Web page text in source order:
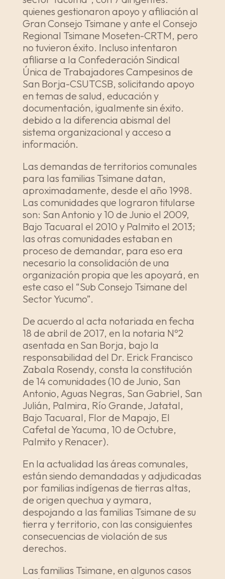
quienes gestionaron apoyo y afiliación al
Gran Consejo Tsimane y ante el Consejo
Regional Tsimane Moseten-CRTM, pero
no tuvieron éxito. Incluso intentaron
afiliarse a la Confederación Sindical
Única de Trabajadores Campesinos de
San Borja-CSUTCSB, solicitando apoyo
en temas de salud, educación y
documentación, igualmente sin éxito.
debido a la diferencia abismal del
sistema organizacional y acceso a
información.
Las demandas de territorios comunales
para las familias Tsimane datan,
aproximadamente, desde el año 1998.
Las comunidades que lograron titularse
son: San Antonio y 10 de Junio el 2009,
Bajo Tacuaral el 2010 y Palmito el 2013;
las otras comunidades estaban en
proceso de demandar, para eso era
necesario la consolidación de una
organización propia que les apoyará, en
este caso el “Sub Consejo Tsimane del
Sector Yucumo”.
De acuerdo al acta notariada en fecha
18 de abril de 2017, en la notaria Nº2
asentada en San Borja, bajo la
responsabilidad del Dr. Erick Francisco
Zabala Rosendy, consta la constitución
de 14 comunidades (10 de Junio, San
Antonio, Aguas Negras, San Gabriel, San
Julián, Palmira, Río Grande, Jatatal,
Bajo Tacuaral, Flor de Mapajo, El
Cafetal de Yacuma, 10 de Octubre,
Palmito y Renacer).
En la actualidad las áreas comunales,
están siendo demandadas y adjudicadas
por familias indígenas de tierras altas,
de origen quechua y aymara,
despojando a las familias Tsimane de su
tierra y territorio, con las consiguientes
consecuencias de violación de sus
derechos.
Las familias Tsimane, en algunos casos